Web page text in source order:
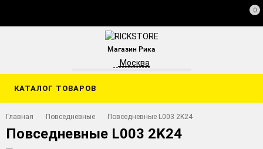
0
Магазин Рика
Москва
КАТАЛОГ ТОВАРОВ
Главная Повседневные Повседневные L003 2K24
Повседневные L003 2K24